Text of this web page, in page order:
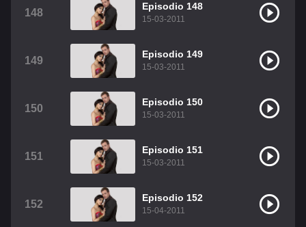
148
Episodio 148
15-03-2011
149
Episodio 149
15-03-2011
150
Episodio 150
15-03-2011
151
Episodio 151
15-03-2011
152
Episodio 152
15-04-2011